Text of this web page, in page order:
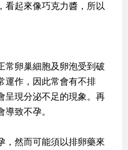
看起來像巧克力醬，所以
卵巢細胞及卵泡受到破
運作，因此常會有不排
呈現分泌不足的現象。再
致不孕。
然而可能須以排卵藥來